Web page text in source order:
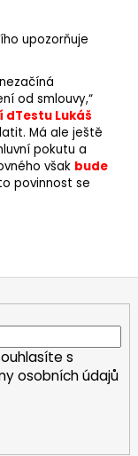
upozorňuje
od smlouvy,“
Lukáš
Má ale ještě
pokutu a
však bude
povinnost se
s
osobních údajů